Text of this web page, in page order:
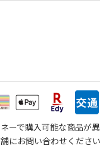
ーで購入可能な商品が
にお問い合わせください